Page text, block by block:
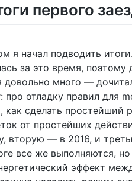
первого
я начал подводить
за это время,
много —
про отладку правил
сделать простейший
от простейших
вторую — в 2016, и
все же выполняются,
эффект